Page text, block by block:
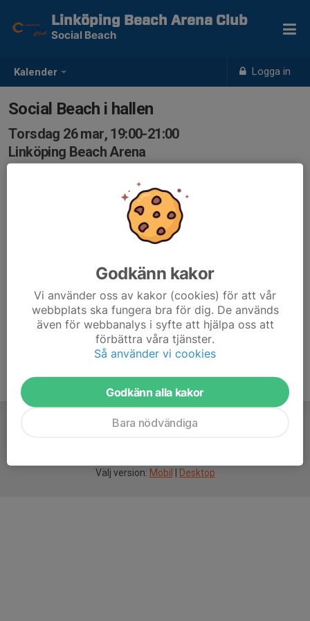
Kalender Logga in
Linköping Beach Arena Club
Social Beach
Social Beach i hallen
Torsdag 26 mar, 19:00-21:00
Linköping Beach Arena
Vi har två planer och begränsat antal deltagare till 16.
Välj version: Mobil Desktop
Godkänn kakor
Vi använder oss av kakor (cookies) för att vår
webbplats ska fungera bra för dig. De används
även för webbanalys i syfte att hjälpa oss att
förbättra våra tjänster.
Så använder vi cookies
Godkänn alla kakor
Bara nödvändiga